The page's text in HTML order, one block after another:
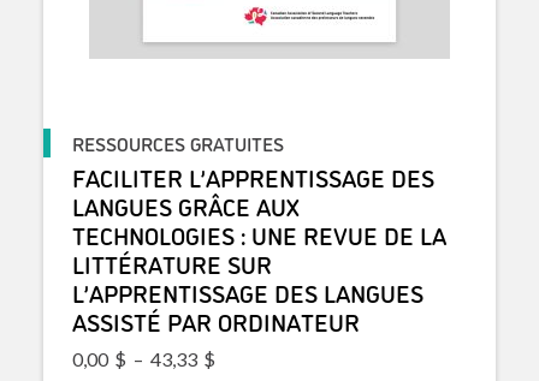
RESSOURCES GRATUITES
FACILITER L’APPRENTISSAGE DES
LANGUES GRÂCE AUX
TECHNOLOGIES : UNE REVUE DE LA
LITTÉRATURE SUR
L’APPRENTISSAGE DES LANGUES
ASSISTÉ PAR ORDINATEUR
0,00 $ – 43,33 $